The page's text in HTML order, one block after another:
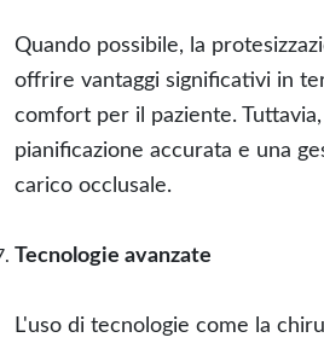
Quando possibile, la
offrire vantaggi significativi in
comfort per il paziente.
pianificazione accurata e una
carico occlusale.
Tecnologie avanzate
L'uso di tecnologie come la